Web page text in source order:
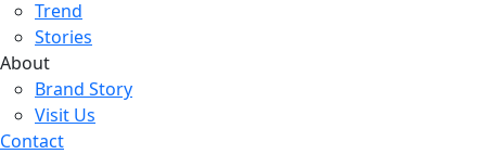
Trend
Stories
About
Brand Story
Visit Us
Contact